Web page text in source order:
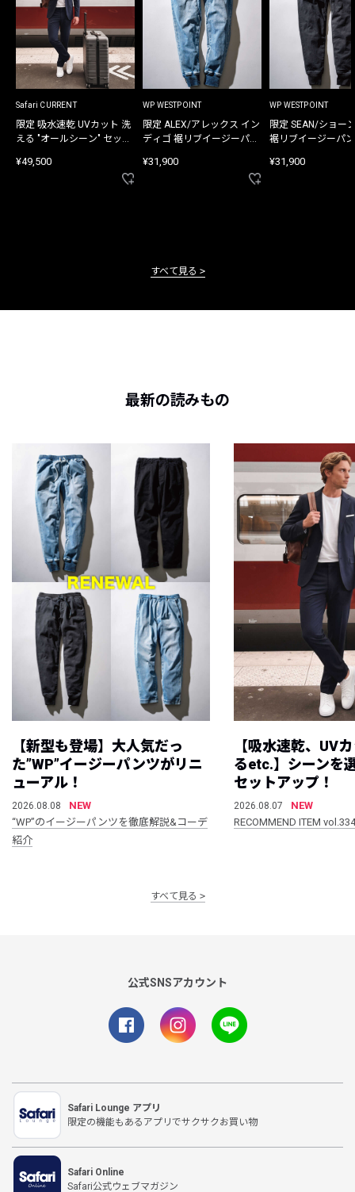
Safari CURRENT
限定 吸水速乾 UVカット 洗
える "オールシーン" セット
¥49,500
WP WESTPOINT
限定 ALEX/アレックス イン
ディゴ 裾リブイージーパン
¥31,900
WP WESTPOINT
限定 SEAN/ショー
裾リブイージーパ
¥31,900
すべて見る
最新の読みもの
【新型も登場】大人気だっ
た”WP”イージーパンツがリニ
ューアル！
2026.08.08
NEW
“WP”のイージーパンツを徹底解説&コーデ
紹介
【吸水速乾、UV
るetc.】シーンを
セットアップ！
2026.08.07
NEW
RECOMMEND ITEM vol.334
すべて見る
公式SNSアカウント
Safari Lounge アプリ
限定の機能もあるアプリでサクサクお買い物
Safari Online
Safari公式ウェブマガジン